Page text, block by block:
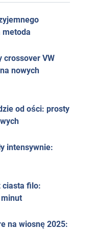
metoda
crossover VW
nowych
od ości: prosty
intensywnie:
ciasta filo:
na wiosnę 2025: